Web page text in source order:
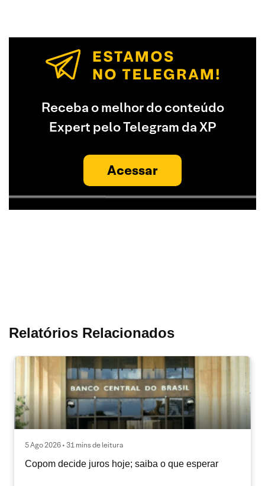
Receba o melhor do conteúdo
Expert pelo Telegram da XP
Acessar
Relatórios Relacionados
5 Ago 2026 • 31 mins de leitura
Copom decide juros hoje; saiba o que esperar